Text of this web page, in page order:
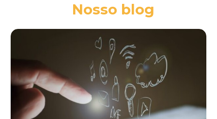
Nosso blog